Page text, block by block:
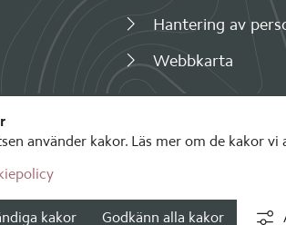
använder kakor. Läs mer om de kakor
kakor Godkänn alla kakor
Hantering av
Webbkarta